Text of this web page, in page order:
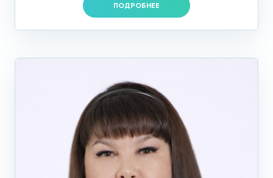
ПОДРОБНЕЕ